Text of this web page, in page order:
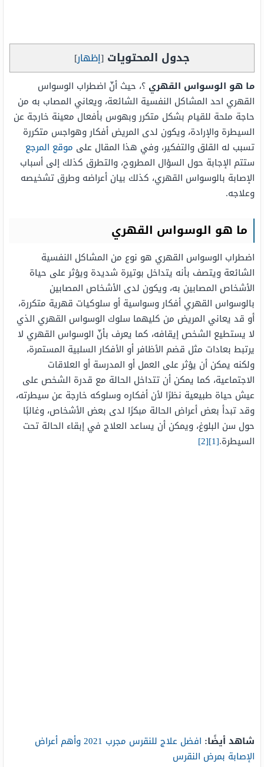
جدول المحتويات [إظهار]
ما هو الوسواس القهري ؟، حيث أنّ اضطراب الوسواس
القهري احد المشاكل النفسية الشائعة، ويعاني المصاب به من
حاجة ملحة للقيام بشكل متكرر وبهوس بأفعال معينة خارجة عن
السيطرة والإرادة، ويكون لدى المريض أفكار وهواجس متكررة
تسبب له القلق والتفكير، وفي هذا المقال على موقع المرجع
ستتم الإجابة حول السؤال المطروح، والتطرق كذلك إلى أسباب
الإصابة بالوسواس القهري، كذلك بيان أعراضه وطرق تشخيصه
وعلاجه.
ما هو الوسواس القهري
اضطراب الوسواس القهري هو نوع من المشاكل النفسية
الشائعة ويتصف بأنه يتداخل بوتيرة شديدة ويؤثر على حياة
الأشخاص المصابين به، ويكون لدى الأشخاص المصابين
بالوسواس القهري أفكار وسواسية أو سلوكيات قهرية متكررة،
أو قد يعاني المريض من كليهما سلوك الوسواس القهري الذي
لا يستطيع الشخص إيقافه، كما يعرف بأنّ الوسواس القهري لا
يرتبط بعادات مثل قضم الأظافر أو الأفكار السلبية المستمرة،
ولكنه يمكن أن يؤثر على العمل أو المدرسة أو العلاقات
الاجتماعية، كما يمكن أن تتداخل الحالة مع قدرة الشخص على
عيش حياة طبيعية نظرًا لأن أفكاره وسلوكه خارجة عن سيطرته،
وقد تبدأ بعض أعراض الحالة مبكرًا لدى بعض الأشخاص، وغالبًا
حول سن البلوغ، ويمكن أن يساعد العلاج في إبقاء الحالة تحت
السيطرة.[1]
[2]
شاهد أيضًا:
افضل علاج للنقرس مجرب 2021 وأهم أعراض
الإصابة بمرض النقرس